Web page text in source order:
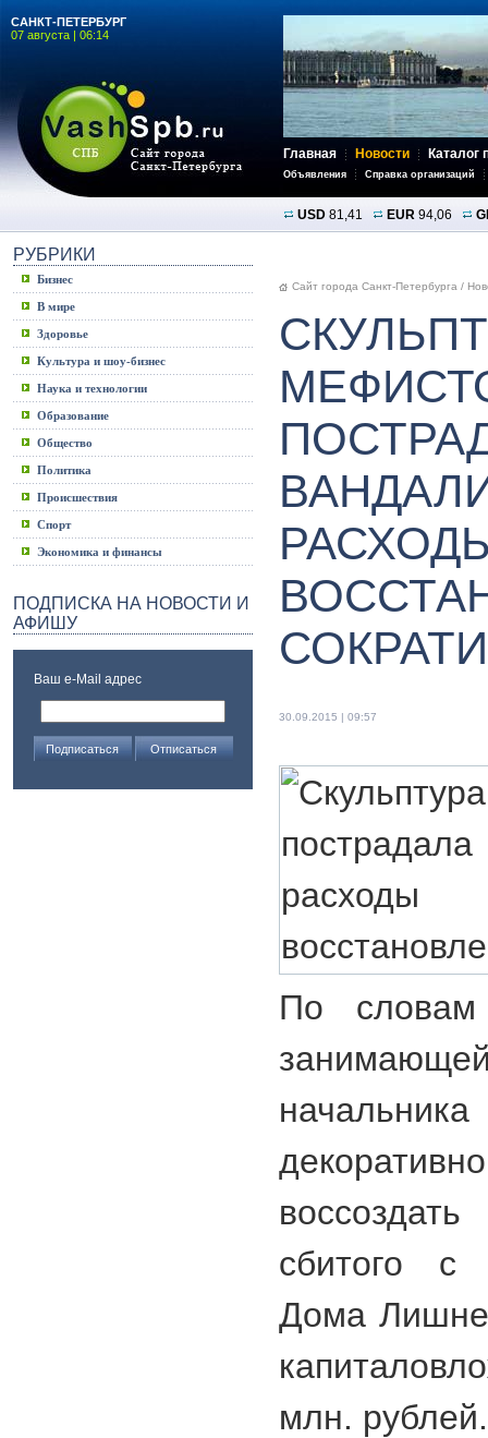
САНКТ-ПЕТЕРБУРГ
07 августа | 06:14
Главная Новости Каталог
Объявления Справка организаций
USD 81,41 EUR 94,06
РУБРИКИ
Бизнес
В мире
Здоровье
Культура и шоу-бизнес
Наука и технологии
Образование
Общество
Политика
Происшествия
Спорт
Экономика и финансы
ПОДПИСКА НА НОВОСТИ И
АФИШУ
Ваш e-Mail адрес
Сайт города Санкт-Петербурга /
30.09.2015 | 09:57
По
сбитого с
Дома
млн. рублей.